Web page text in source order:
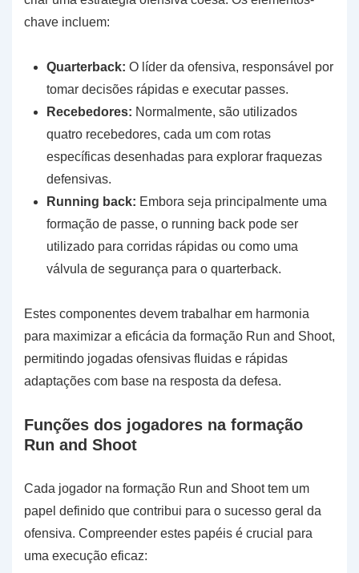
chave incluem:
Quarterback: O líder da ofensiva, responsável por
tomar decisões rápidas e executar passes.
Recebedores: Normalmente, são utilizados
quatro recebedores, cada um com rotas
específicas desenhadas para explorar fraquezas
defensivas.
Running back: Embora seja principalmente uma
formação de passe, o running back pode ser
utilizado para corridas rápidas ou como uma
válvula de segurança para o quarterback.
Estes componentes devem trabalhar em harmonia
para maximizar a eficácia da formação Run and Shoot,
permitindo jogadas ofensivas fluidas e rápidas
adaptações com base na resposta da defesa.
Funções dos jogadores na formação
Run and Shoot
Cada jogador na formação Run and Shoot tem um
papel definido que contribui para o sucesso geral da
ofensiva. Compreender estes papéis é crucial para
uma execução eficaz: